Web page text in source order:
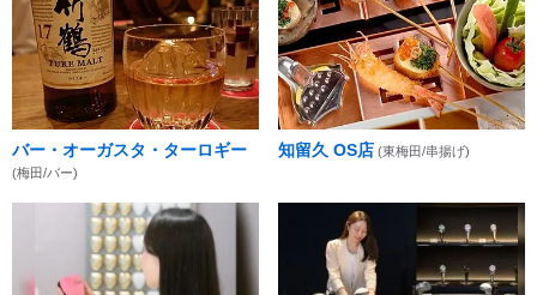
バー・オーガスタ・ターロギー
(梅田/バー)
知留久 OS店 (東梅田/串揚げ)